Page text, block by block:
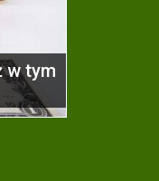
w tym